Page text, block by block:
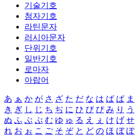
기술기호
첨자기호
라틴문자
러시아문자
단위기호
일반기호
로마자
아랍어
あ ぁ か が さ ざ た だ な は ば ぱ ま
き ぎ し じ ち ぢ に ひ び ぴ み り う
ぬ ふ ぶ ぷ む ゆ ゅ る え ぇ け げ せ
れ お ぉ こ ご そ ぞ と ど の ほ ぼ ぽ